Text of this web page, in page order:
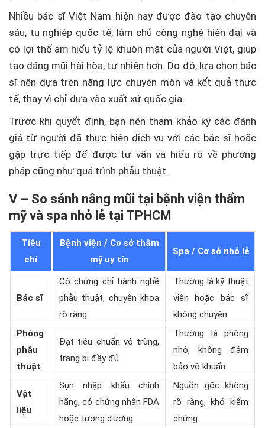
Nhiều bác sĩ Việt Nam hiện nay được đào tạo chuyên
sâu, tu nghiệp quốc tế, làm chủ công nghệ hiện đại và
có lợi thế am hiểu tỷ lệ khuôn mặt của người Việt, giúp
tạo dáng mũi hài hòa, tự nhiên hơn. Do đó, lựa chọn bác
sĩ nên dựa trên năng lực chuyên môn và kết quả thực
tế, thay vì chỉ dựa vào xuất xứ quốc gia.
Trước khi quyết định, bạn nên tham khảo kỹ các đánh
giá từ người đã thực hiện dịch vụ với các bác sĩ hoặc
gặp trực tiếp để được tư vấn và hiểu rõ về phương
pháp cũng như quá trình phẫu thuật.
V – So sánh nâng mũi tại bệnh viện thẩm
mỹ và spa nhỏ lẻ tại TPHCM
Tiêu
chí
Bệnh viện / Cơ sở thẩm
mỹ uy tín
Spa / Cơ sở nhỏ lẻ
Bác sĩ
Có chứng chỉ hành nghề
phẫu thuật, chuyên khoa
rõ ràng
Thường là kỹ thuật
viên hoặc bác sĩ
không chuyên
Phòng
phẫu
thuật
Đạt tiêu chuẩn vô trùng,
trang bị đầy đủ
Thường là phòng
nhỏ, không đảm
bảo vô khuẩn
Vật
liệu
Sụn nhập khẩu chính
hãng, có chứng nhận FDA
hoặc tương đương
Nguồn gốc không
rõ ràng, khó kiểm
chứng